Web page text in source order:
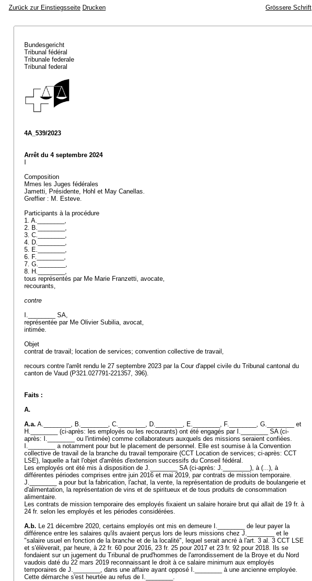
Zurück zur Einstiegsseite Drucken Grössere Schrift
Bundesgericht
Tribunal fédéral
Tribunale federale
Tribunal federal
4A_539/2023
Arrêt du 4 septembre 2024
Composition
Mmes les Juges fédérales
Jametti, Présidente, Hohl et May Canellas.
Greffier : M. Esteve.
Participants à la procédure
1. A.________,
2. B.________,
3. C.________,
4. D.________,
5. E.________,
6. F.________,
7. G.________,
8. H.________,
tous représentés par Me Marie Franzetti, avocate,
recourants,
contre
I.________ SA,
représentée par Me Olivier Subilia, avocat,
intimée.
Objet
contrat de travail; location de services; convention collective de travail,
recours contre l'arrêt rendu le 27 septembre 2023 par la Cour d'appel civile du Tribunal cantonal du
canton de Vaud (P321.027791-221357, 396).
Faits :
A.
A.a. A.________, B.________, C.________, D.________, E.________, F.________, G.________ et
H.________ (ci-après: les employés ou les recourants) ont été engagés par I.________ SA (ci-
après: I.________ ou l'intimée) comme collaborateurs auxquels des missions seraient confiées.
I.________ a notamment pour but le placement de personnel. Elle est soumise à la Convention
collective de travail de la branche du travail temporaire (CCT Location de services; ci-après: CCT
LSE), laquelle a fait l'objet d'arrêtés d'extension successifs du Conseil fédéral.
Les employés ont été mis à disposition de J.________ SA (ci-après: J.________), à (...), à
différentes périodes comprises entre juin 2016 et mai 2019, par contrats de mission temporaire.
J.________ a pour but la fabrication, l'achat, la vente, la représentation de produits de boulangerie et
d'alimentation, la représentation de vins et de spiritueux et de tous produits de consommation
alimentaire.
Les contrats de mission temporaire des employés fixaient un salaire horaire brut qui allait de 19 fr. à
24 fr. selon les employés et les périodes considérées.
A.b. Le 21 décembre 2020, certains employés ont mis en demeure I.________ de leur payer la
différence entre les salaires qu'ils avaient perçus lors de leurs missions chez J.________ et le
"salaire usuel en fonction de la branche et de la localité", lequel serait ancré à l'art. 3 al. 3 CCT LSE
et s'élèverait, par heure, à 22 fr. 60 pour 2016, 23 fr. 25 pour 2017 et 23 fr. 92 pour 2018. Ils se
fondaient sur un jugement du Tribunal de prud'hommes de l'arrondissement de la Broye et du Nord
vaudois daté du 22 mars 2019 reconnaissant le droit à ce salaire minimum aux employés
temporaires de J.________, dans une affaire ayant opposé I.________ à une ancienne employée.
Cette démarche s'est heurtée au refus de I.________.